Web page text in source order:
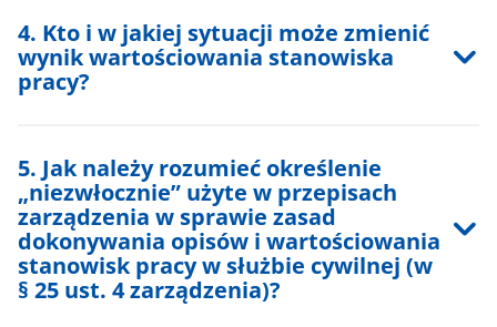
4. Kto i w jakiej sytuacji może zmienić
wynik wartościowania stanowiska
pracy?
5. Jak należy rozumieć określenie
„niezwłocznie” użyte w przepisach
zarządzenia w sprawie zasad
dokonywania opisów i wartościowania
stanowisk pracy w służbie cywilnej (w
§ 25 ust. 4 zarządzenia)?